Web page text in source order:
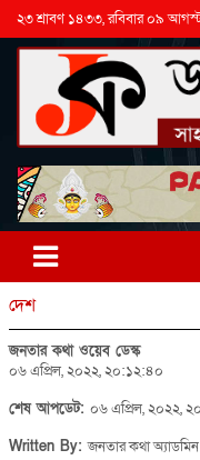
২৩ শ্রাবণ ১৪৩৩, রবিবার ০৯
দেশ
জনতার কথা ওয়েব ডেস্ক
০৬ এপ্রিল, ২০২২, ২০:১২:৪০
শেষ আপডেট: ০৬ এপ্রিল, ২০২২,
Written By:জনতার কথা অ্যাডমিন